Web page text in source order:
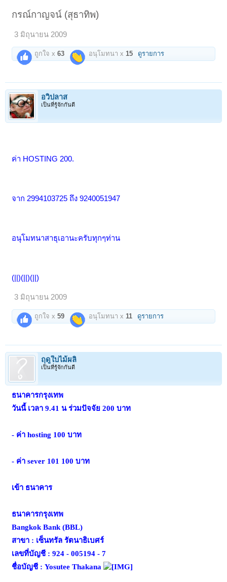
กรณ์กาญจน์ (สุธาทิพ)
3 มิถุนายน 2009
ถูกใจ x63 อนุโมทนา x 15 ดูรายการ
อวิปลาส
เป็นที่รู้จักกันดี
ค่า HOSTING 200.
จาก 2994103725 ถึง 9240051947
อนุโมทนาสาธุเอานะครับทุกๆท่าน
(||)(||)(||)
3 มิถุนายน 2009
ถูกใจ x59 อนุโมทนา x 11 ดูรายการ
ฤดูใบไม้ผลิ
เป็นที่รู้จักกันดี
ธนาคารกรุงเทพ
วันนี้ เวลา 9.41 น ร่วมปัจจัย 200 บาท
- ค่า hosting 100 บาท
- ค่า sever 101 100 บาท
เข้า ธนาคาร
ธนาคารกรุงเทพ
Bangkok Bank (BBL)
สาขา : เซ็นทรัล รัตนาธิเบศร์
เลขที่บัญชี : 924 - 005194 - 7
ชื่อบัญชี : Yosutee Thakana